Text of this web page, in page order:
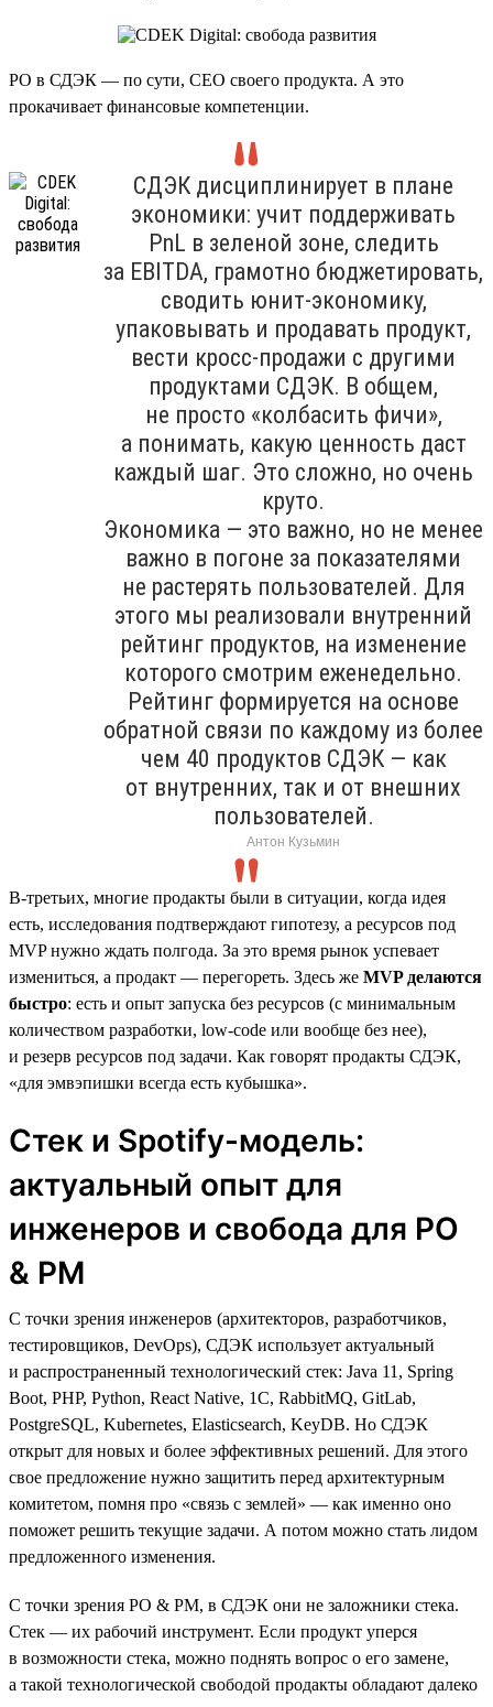
PO в СДЭК — по сути, CEO своего продукта. А это
прокачивает финансовые компетенции.
СДЭК дисциплинирует в плане
экономики: учит поддерживать
PnL в зеленой зоне, следить
за EBITDA, грамотно бюджетировать,
сводить юнит-экономику,
упаковывать и продавать продукт,
вести кросс-продажи с другими
продуктами СДЭК. В общем,
не просто «колбасить фичи»,
а понимать, какую ценность даст
каждый шаг. Это сложно, но очень
круто.
Экономика — это важно, но не менее
важно в погоне за показателями
не растерять пользователей. Для
этого мы реализовали внутренний
рейтинг продуктов, на изменение
которого смотрим еженедельно.
Рейтинг формируется на основе
обратной связи по каждому из более
чем 40 продуктов СДЭК — как
от внутренних, так и от внешних
пользователей.
Антон Кузьмин
В-третьих, многие продакты были в ситуации, когда идея
есть, исследования подтверждают гипотезу, а ресурсов под
MVP нужно ждать полгода. За это время рынок успевает
измениться, а продакт — перегореть. Здесь же MVP делаются
быстро: есть и опыт запуска без ресурсов (с минимальным
количеством разработки, low-code или вообще без нее),
и резерв ресурсов под задачи. Как говорят продакты СДЭК,
«для эмвэпишки всегда есть кубышка».
Стек и Spotify-модель:
актуальный опыт для
инженеров и свобода для PO
& PM
С точки зрения инженеров (архитекторов, разработчиков,
тестировщиков, DevOps), СДЭК использует актуальный
и распространенный технологический стек: Java 11, Spring
Boot, PHP, Python, React Native, 1C, RabbitMQ, GitLab,
PostgreSQL, Kubernetes, Elasticsearch, KeyDB. Но СДЭК
открыт для новых и более эффективных решений. Для этого
свое предложение нужно защитить перед архитектурным
комитетом, помня про «связь с землей» — как именно оно
поможет решить текущие задачи. А потом можно стать лидом
предложенного изменения.
С точки зрения PO & PM, в СДЭК они не заложники стека.
Стек — их рабочий инструмент. Если продукт уперся
в возможности стека, можно поднять вопрос о его замене,
а такой технологической свободой продакты обладают далеко